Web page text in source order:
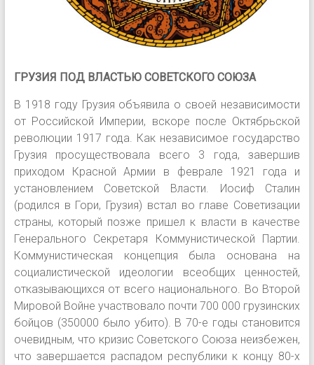
ГРУЗИЯ ПОД ВЛАСТЬЮ СОВЕТСКОГО СОЮЗА
В 1918 году Грузия объявила о своей независимости
от Российской Империи, вскоре после Октябрьской
революции 1917 года. Как независимое государство
Грузия просуществовала всего 3 года, завершив
приходом Красной Армии в феврале 1921 года и
установлением Советской Власти. Иосиф Сталин
(родился в Гори, Грузия) встал во главе Советизации
страны, который позже пришел к власти в качестве
Генерального Секретаря Коммунистической Партии.
Коммунистическая концепция была основана на
социалистической идеологии всеобщих ценностей,
отказывающихся от всего национального. Во Второй
Мировой Войне участвовало почти 700 000 грузинских
бойцов (350000 было убито). В 70-е годы становится
очевидным, что кризис Советского Союза неизбежен,
что завершается распадом республики к концу 80-х